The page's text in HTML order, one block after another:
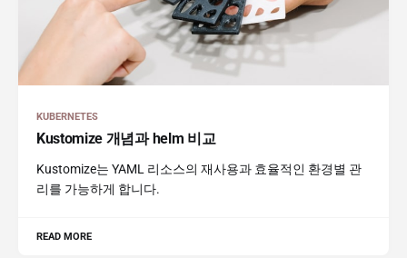
KUBERNETES
Kustomize 개념과 helm 비교
Kustomize는 YAML 리소스의 재사용과 효율적인 환경별 관
리를 가능하게 합니다.
READ MORE